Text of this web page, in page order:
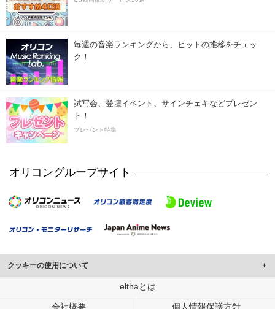
毎週の音楽ランキングから、ヒットの推移をチェッ
ク！
試写会、登壇イベント、サインチェキなどプレゼン
ト！
プレゼント特集
オリコングループサイト
クッキーの使用について
このサイトでは Cookie を使用して、ユーザーに合わせたコンテンツや広告の
行っています。
elthaとは
会社概要 個人情報保護方針